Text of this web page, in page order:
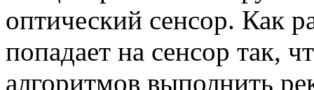
оптический сенсор. Как
попадает на сенсор так,
алгоритмов выполнить